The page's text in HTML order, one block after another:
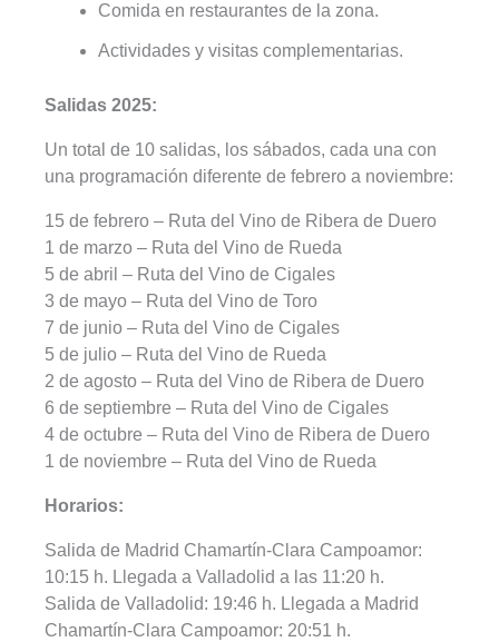
Comida en restaurantes de la zona.
Actividades y visitas complementarias.
Salidas 2025:
Un total de 10 salidas, los sábados, cada una con
una programación diferente de febrero a noviembre:
15 de febrero – Ruta del Vino de Ribera de Duero
1 de marzo – Ruta del Vino de Rueda
5 de abril – Ruta del Vino de Cigales
3 de mayo – Ruta del Vino de Toro
7 de junio – Ruta del Vino de Cigales
5 de julio – Ruta del Vino de Rueda
2 de agosto – Ruta del Vino de Ribera de Duero
6 de septiembre – Ruta del Vino de Cigales
4 de octubre – Ruta del Vino de Ribera de Duero
1 de noviembre – Ruta del Vino de Rueda
Horarios:
Salida de Madrid Chamartín-Clara Campoamor:
10:15 h. Llegada a Valladolid a las 11:20 h.
Salida de Valladolid: 19:46 h. Llegada a Madrid
Chamartín-Clara Campoamor: 20:51 h.